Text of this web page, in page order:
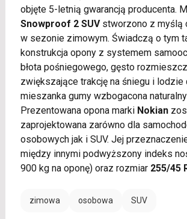
objęte 5-letnią gwarancją producenta.
Snowproof 2 SUVstworzono z myślą
w sezonie zimowym. Świadczą o tym
konstrukcja opony z systemem
błota pośniegowego, gęsto
zwiększające trakcję na śniegu i
mieszanka gumy wzbogacona
Prezentowana opona marki Nokian
zaprojektowana zarówno dla
osobowych jak i SUV. Jej
między innymi podwyższony indeks
900 kg na oponę) oraz rozmiar 255/45
zimowa osobowa SUV